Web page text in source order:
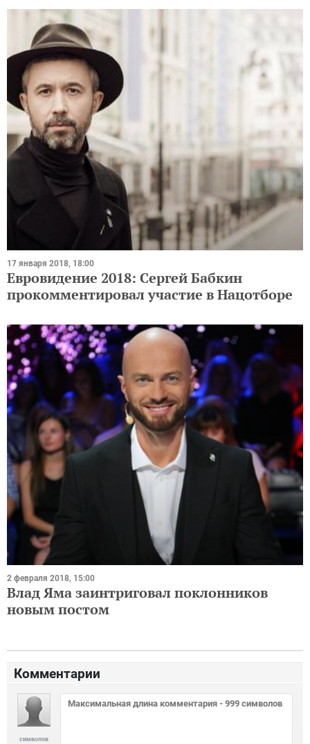
17 января 2018, 18:00
Евровидение 2018: Сергей Бабкин
прокомментировал участие в Нацотборе
2 февраля 2018, 15:00
Влад Яма заинтриговал поклонников
новым постом
Комментарии
символов